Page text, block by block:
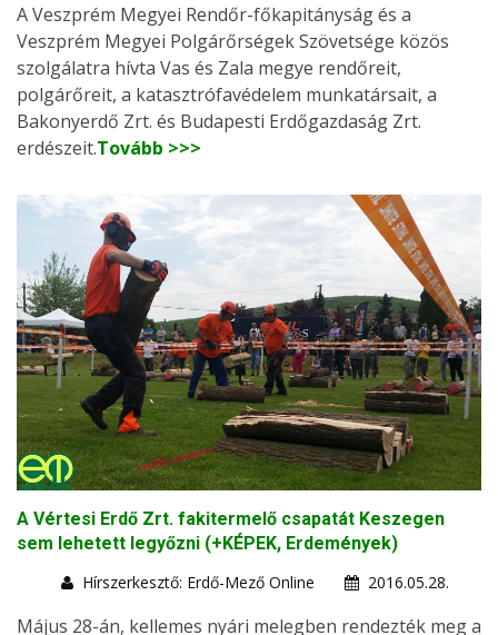
A Veszprém Megyei Rendőr-főkapitányság és a
Veszprém Megyei Polgárőrségek Szövetsége közös
szolgálatra hívta Vas és Zala megye rendőreit,
polgárőreit, a katasztrófavédelem munkatársait, a
Bakonyerdő Zrt. és Budapesti Erdőgazdaság Zrt.
erdészeit.Tovább >>>
A Vértesi Erdő Zrt. fakitermelő csapatát Keszegen
sem lehetett legyőzni (+KÉPEK, Erdemények)
Hírszerkesztő: Erdő-Mező Online
2016.05.28.
Május 28-án, kellemes nyári melegben rendezték meg a